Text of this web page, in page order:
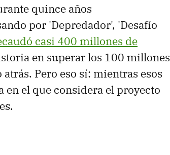
quince años
por 'Depredador', 'Desafío
casi 400 millones de
en superar los 100 millones
Pero eso sí: mientras esos
el que considera el proyecto